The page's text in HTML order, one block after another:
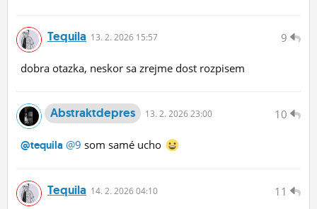
9
Tequila 13. 2. 2026 15:57
dobra otazka, neskor sa zrejme dost rozpisem
10
Abstraktdepres 13. 2. 2026 23:00
@tequila @9 som samé ucho
11
Tequila 14. 2. 2026 04:10